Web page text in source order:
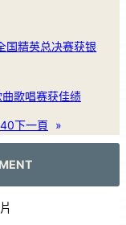
国精英总决赛获银
歌唱赛获佳绩
40下一頁 »